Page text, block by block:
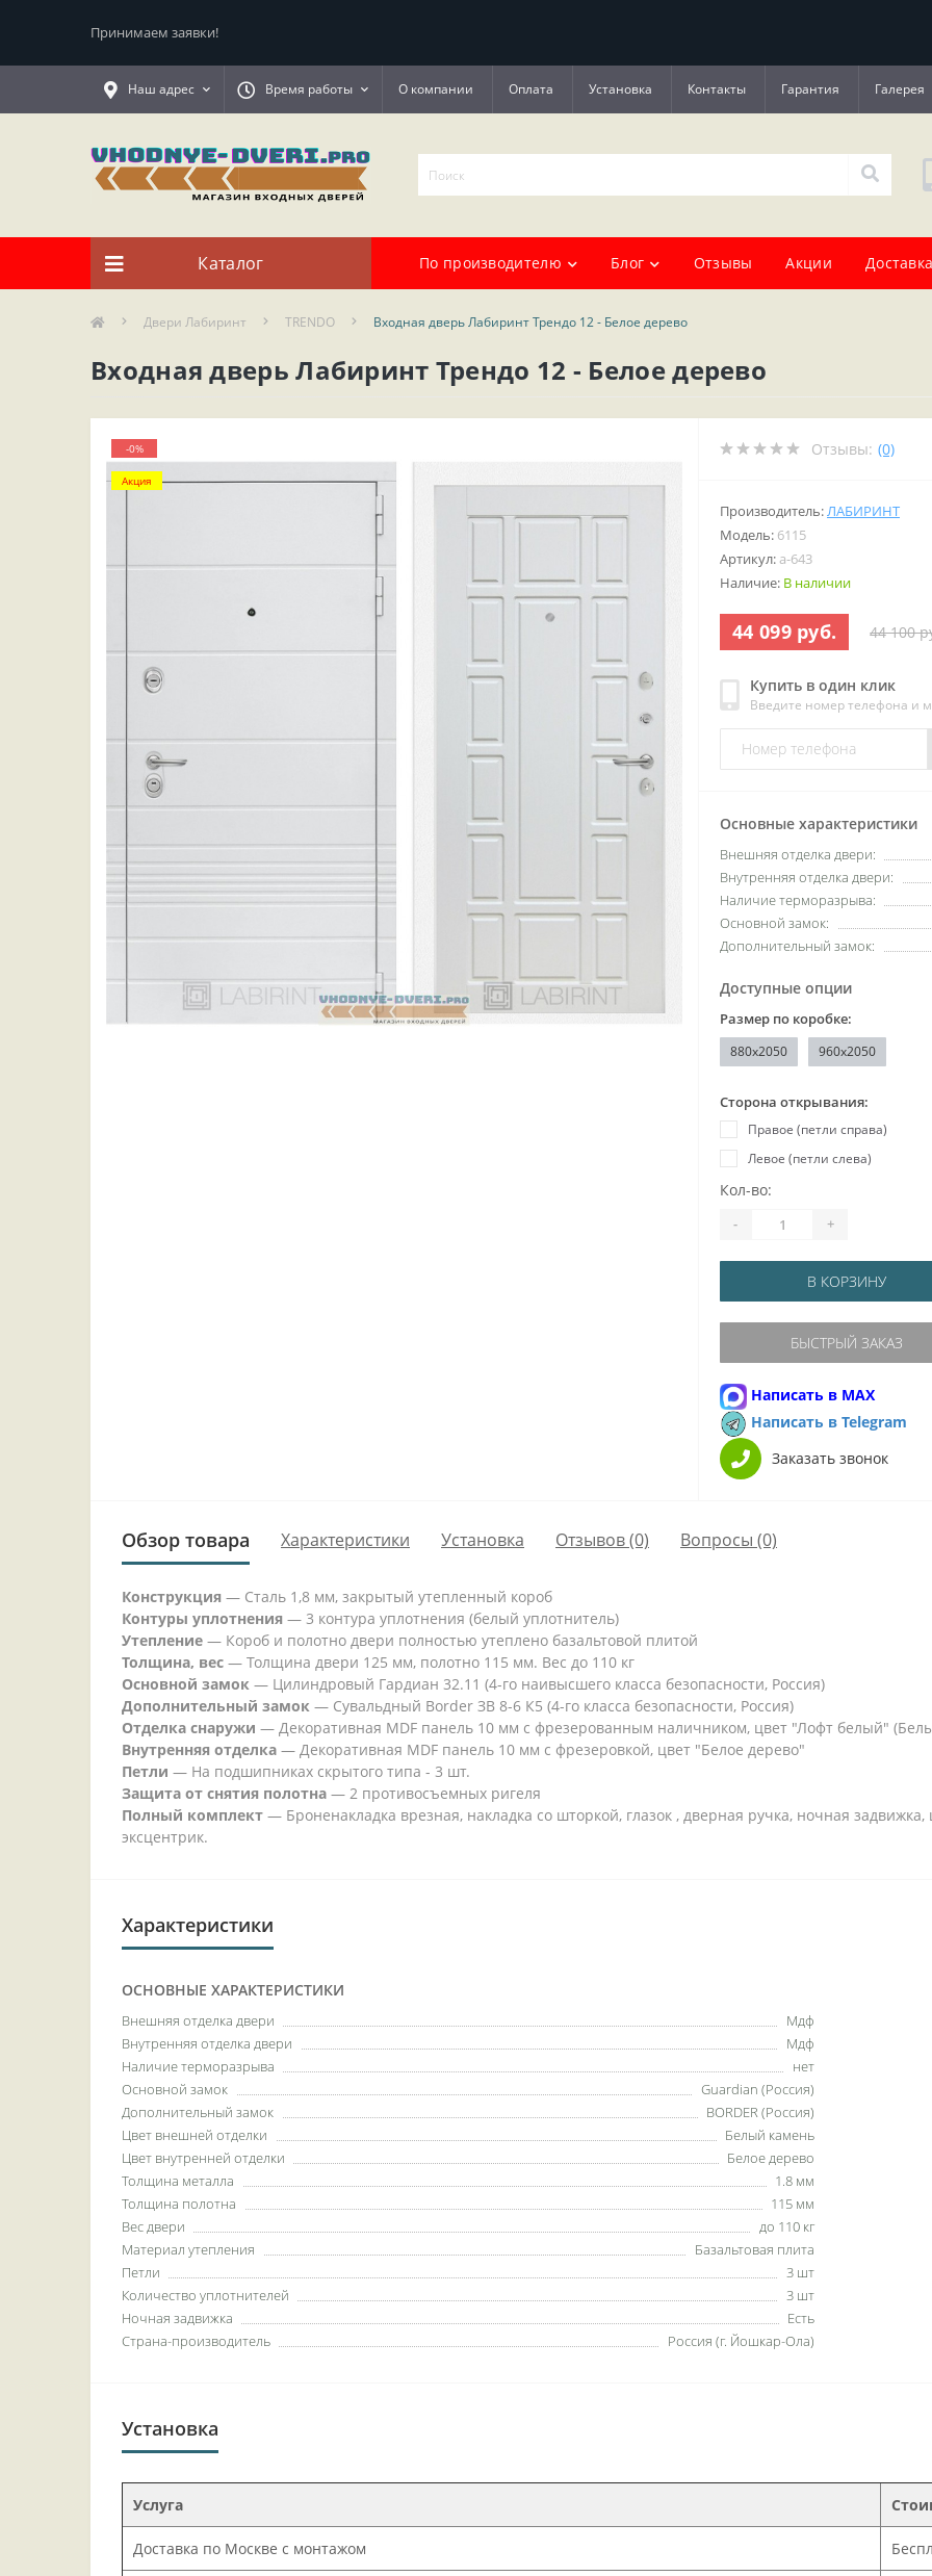
Принимаем заявки!
Наш адрес Время работы О компании Оплата Установка Контакты Гарантия Галерея
Каталог По производителю Блог Отзывы Акции
Двери Лабиринт TRENDO Входная дверь Лабиринт Трендо 12 - Белое дерево
Входная дверь Лабиринт Трендо 12 - Белое дерево
-0%
Акция
Отзывы: (0)
Производитель: ЛАБИРИНТ
Модель: 6115
Артикул: a-643
Наличие: В наличии
44 099 руб. 44 100
Купить в один клик
Введите номер телефона и
Основные характеристики
Внешняя отделка двери:
Внутренняя отделка двери:
Наличие терморазрыва:
Основной замок:
Дополнительный замок:
Доступные опции
Размер по коробке:
880x2050 960x2050
Сторона открывания:
Правое (петли справа)
Левое (петли слева)
Кол-во:
- +
В КОРЗИНУ
БЫСТРЫЙ ЗАКАЗ
Написать в MAX
Написать в Telegram
Заказать звонок
Обзор товара Характеристики Установка Отзывов (0) Вопросы (0)
Конструкция — Сталь 1,8 мм, закрытый утепленный короб
Контуры уплотнения — 3 контура уплотнения (белый уплотнитель)
Утепление — Короб и полотно двери полностью утеплено базальтовой плитой
Толщина, вес — Толщина двери 125 мм, полотно 115 мм. Вес до 110 кг
Основной замок — Цилиндровый Гардиан 32.11 (4-го наивысшего класса безопасности, Россия)
Дополнительный замок — Сувальдный Border ЗВ 8-6 К5 (4-го класса безопасности, Россия)
Отделка снаружи — Декоративная MDF панель 10 мм с фрезерованным наличником, цвет "Лофт белый"
Внутренняя отделка — Декоративная MDF панель 10 мм с фрезеровкой, цвет "Белое дерево"
Петли — На подшипниках скрытого типа - 3 шт.
Защита от снятия полотна — 2 противосъемных ригеля
Полный комплект — Броненакладка врезная, накладка со шторкой, глазок , дверная ручка, ночная
эксцентрик.
Характеристики
ОСНОВНЫЕ ХАРАКТЕРИСТИКИ
Внешняя отделка двери
Мдф
Внутренняя отделка двери
Мдф
Наличие терморазрыва
нет
Основной замок
Guardian (Россия)
Дополнительный замок
BORDER (Россия)
Цвет внешней отделки
Белый камень
Цвет внутренней отделки
Белое дерево
Толщина металла
1.8 мм
Толщина полотна
115 мм
Вес двери
до 110 кг
Материал утепления
Базальтовая плита
Петли
3 шт
Количество уплотнителей
3 шт
Ночная задвижка
Есть
Страна-производитель
Россия (г. Йошкар-Ола)
Установка
Услуга
Доставка по Москве с монтажом